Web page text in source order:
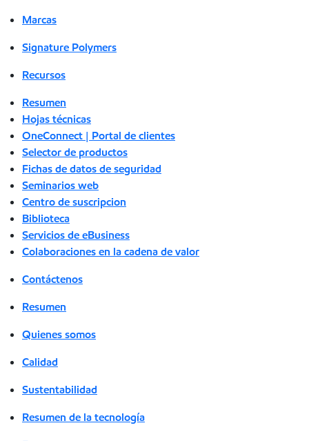
Marcas
Signature Polymers
Recursos
Resumen
Hojas técnicas
OneConnect | Portal de clientes
Selector de productos
Fichas de datos de seguridad
Seminarios web
Centro de suscripcion
Biblioteca
Servicios de eBusiness
Colaboraciones en la cadena de valor
Contáctenos
Resumen
Quienes somos
Calidad
Sustentabilidad
Resumen de la tecnología